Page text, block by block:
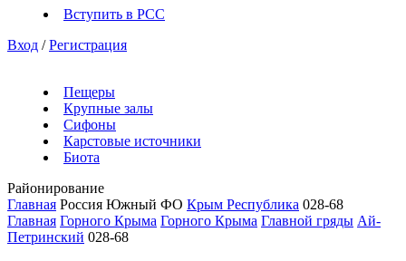
Вступить в РСС
Вход / Регистрация
Пещеры
Крупные залы
Сифоны
Карстовые источники
Биота
Районирование
Главная Россия Южный ФО Крым Республика 028-68
Главная Горного Крыма Горного Крыма Главной гряды Ай-
Петринский 028-68